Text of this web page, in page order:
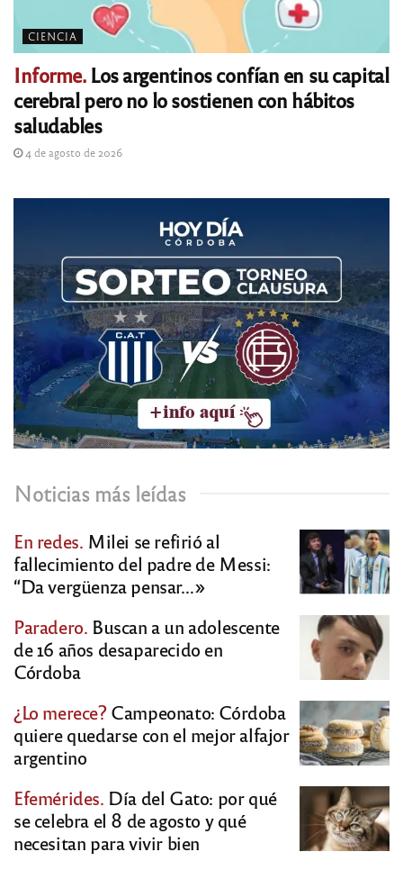
CIENCIA
Informe.Los argentinos confían en su capital
cerebral pero no lo sostienen con hábitos
saludables
4 de agosto de 2026
Noticias más leídas
En redes. Milei se refirió al
fallecimiento del padre de Messi:
“Da vergüenza pensar…»
Paradero. Buscan a un adolescente
de 16 años desaparecido en
Córdoba
¿Lo merece?Campeonato: Córdoba
quiere quedarse con el mejor alfajor
argentino
Efemérides. Día del Gato: por qué
se celebra el 8 de agosto y qué
necesitan para vivir bien